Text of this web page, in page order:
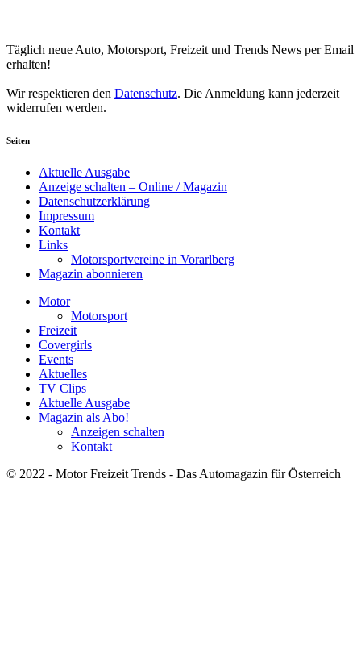
Täglich neue Auto, Motorsport, Freizeit und Trends News per Email
erhalten!
Wir respektieren den Datenschutz. Die Anmeldung kann jederzeit
widerrufen werden.
Seiten
Aktuelle Ausgabe
Anzeige schalten – Online / Magazin
Datenschutzerklärung
Impressum
Kontakt
Links
Motorsportvereine in Vorarlberg
Magazin abonnieren
Motor
Motorsport
Freizeit
Covergirls
Events
Aktuelles
TV Clips
Aktuelle Ausgabe
Magazin als Abo!
Anzeigen schalten
Kontakt
© 2022 - Motor Freizeit Trends - Das Automagazin für Österreich